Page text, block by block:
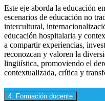
Este eje aborda la educación
escenarios de educación no
intercultural,
educación hospitalaria y
a compartir experiencias,
reconozcan y valoren la
lingüística, promoviendo el
contextualizada, crítica y
4. Formación docente